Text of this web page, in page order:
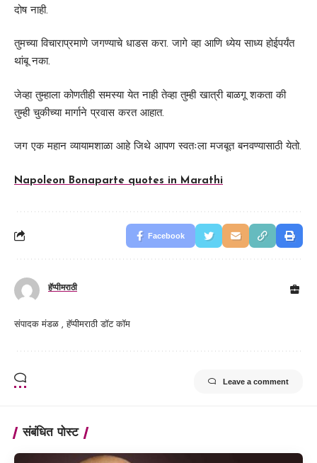
दोष नाही.
तुमच्या विचाराप्रमाणे जगण्याचे धाडस करा. जागे व्हा आणि ध्येय साध्य होईपर्यंत
थांबू नका.
जेव्हा तुम्हाला कोणतीही समस्या येत नाही तेव्हा तुम्ही खात्री बाळगू शकता की
तुम्ही चुकीच्या मार्गाने प्रवास करत आहात.
जग एक महान व्यायामशाळा आहे जिथे आपण स्वतःला मजबूत बनवण्यासाठी येतो.
Napoleon Bonaparte quotes in Marathi
Facebook
हॅप्पीमराठी
संपादक मंडळ , हॅप्पीमराठी डॉट कॉम
Leave a comment
संबंधित पोस्ट